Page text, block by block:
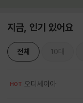
지금, 인기 있어요
전체 10대
HOT 오디세이아